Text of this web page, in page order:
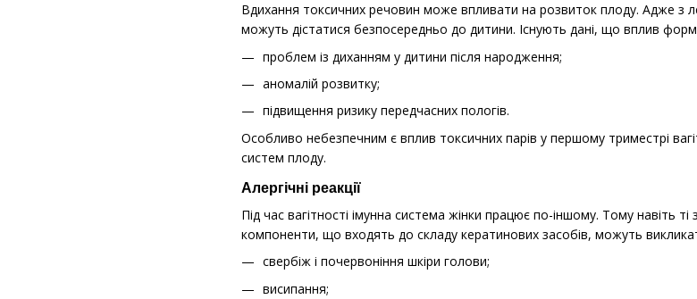
Вдихання токсичних речовин може впливати на розвиток плоду. Адже з
можуть дістатися безпосередньо до дитини. Існують дані, що вплив
проблем із диханням у дитини після народження;
аномалій розвитку;
підвищення ризику передчасних пологів.
Особливо небезпечним є вплив токсичних парів у першому триместрі
систем плоду.
Алергічні реакції
Під час вагітності імунна система жінки працює по-іншому. Тому навіть
компоненти, що входять до складу кератинових засобів, можуть
свербіж і почервоніння шкіри голови;
висипання;